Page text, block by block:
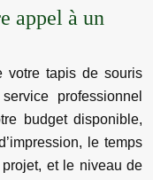
appel à un
votre tapis de souris
professionnel
budget disponible,
le temps
et le niveau de